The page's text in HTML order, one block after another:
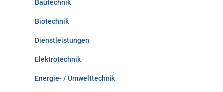
Bautechnik
Biotechnik
Dienstleistungen
Elektrotechnik
Energie- / Umwelttechnik